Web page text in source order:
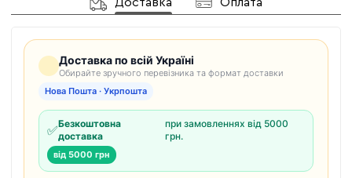
Доставка по всій Україні
Обирайте зручного перевізника та формат доставки
Нова Пошта · Укрпошта
✅Безкоштовна
доставка
при замовленнях від 5000
грн.
від 5000 грн